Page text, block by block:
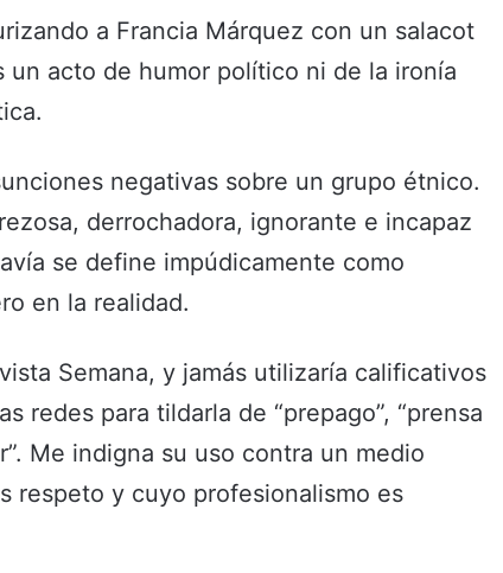
a Francia Márquez con un salacot
acto de humor político ni de la ironía
negativas sobre un grupo étnico.
derrochadora, ignorante e incapaz
se define impúdicamente como
en la realidad.
Semana, y jamás utilizaría calificativos
redes para tildarla de “prepago”, “prensa
Me indigna su uso contra un medio
respeto y cuyo profesionalismo es